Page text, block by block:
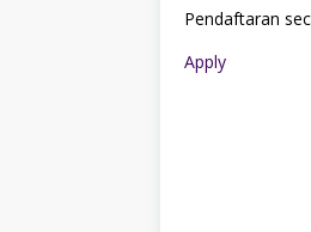
Pendaftaran
Apply